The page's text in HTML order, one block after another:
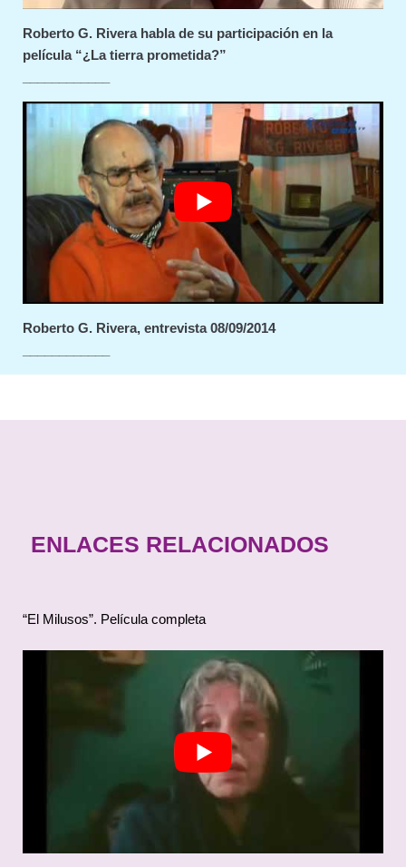
Roberto G. Rivera habla de su participación en la
película “¿La tierra prometida?”
Roberto G. Rivera, entrevista 08/09/2014
ENLACES RELACIONADOS
“El Milusos”. Película completa